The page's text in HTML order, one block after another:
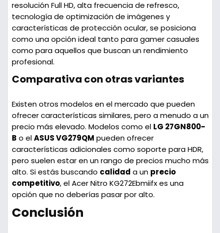
resolución Full HD, alta frecuencia de refresco,
tecnología de optimización de imágenes y
características de protección ocular, se posiciona
como una opción ideal tanto para gamer casuales
como para aquellos que buscan un rendimiento
profesional.
Comparativa con otras variantes
Existen otros modelos en el mercado que pueden
ofrecer características similares, pero a menudo a un
precio más elevado. Modelos como el LG 27GN800-
B o elASUS VG279QM pueden ofrecer
características adicionales como soporte para HDR,
pero suelen estar en un rango de precios mucho más
alto. Si estás buscando calidad a un precio
competitivo, el Acer Nitro KG272Ebmiifx es una
opción que no deberías pasar por alto.
Conclusión